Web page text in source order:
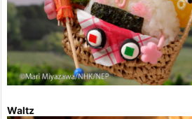
Waltz